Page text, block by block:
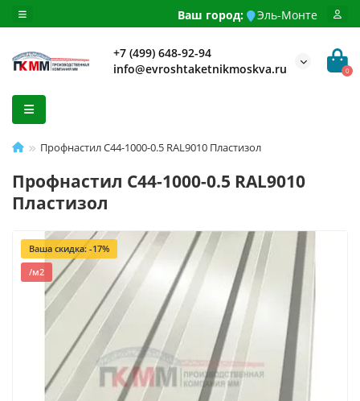
Ваш город: Эль-Монте
+7 (499) 648-92-94
info@evroshtaketnikmoskva.ru
0
Профнастил С44-1000-0.5 RAL9010 Пластизол
Профнастил С44-1000-0.5 RAL9010
Пластизол
Ваша скидка: -17%
/м2